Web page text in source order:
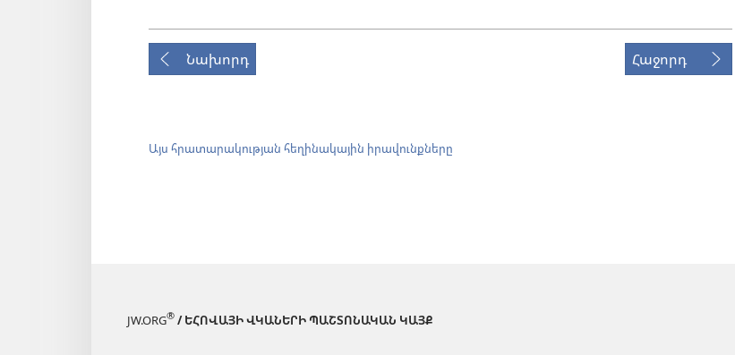
Նախորդ Հաջորդ
Այս հրատարակության հեղինակային իրավունքները
JW.ORG® / ԵՀՈՎԱՅԻ ՎԿԱՆԵՐԻ ՊԱՇՏՈՆԱԿԱՆ ԿԱՅՔ